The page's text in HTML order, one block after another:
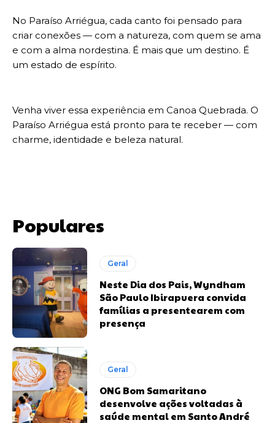
No Paraíso Arriégua, cada canto foi pensado para
criar conexões — com a natureza, com quem se ama
e com a alma nordestina. É mais que um destino. É
um estado de espírito.
Venha viver essa experiência em Canoa Quebrada. O
Paraíso Arriégua está pronto para te receber — com
charme, identidade e beleza natural.
Populares
Geral
Neste Dia dos Pais, Wyndham
São Paulo Ibirapuera convida
famílias a presentearem com
presença
Geral
ONG Bom Samaritano
desenvolve ações voltadas à
saúde mental em Santo André